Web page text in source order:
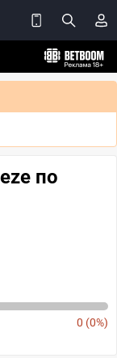
по
0 (0%)